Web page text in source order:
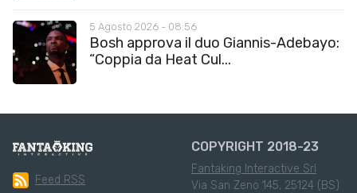
5 Agosto 2026 - 08:56
Bosh approva il duo Giannis-Adebayo:
“Coppia da Heat Cul...
Feed RSS
COPYRIGHT 2018-23
Fantaking Interactive Srl
Via San Zeno 145, 25124 (BS)